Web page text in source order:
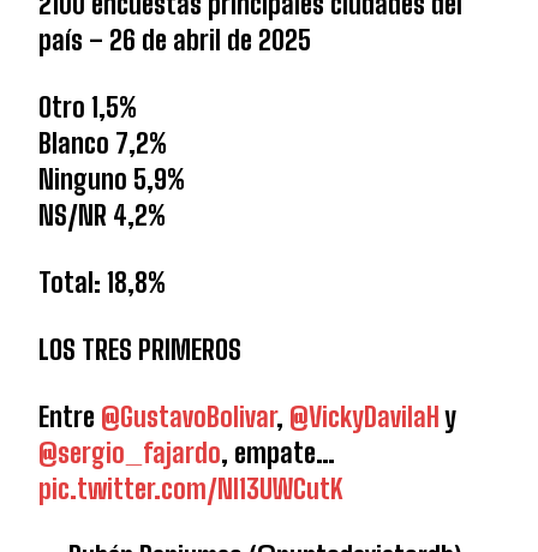
país – 26 de abril de 2025
Otro 1,5%
Blanco 7,2%
Ninguno 5,9%
NS/NR 4,2%
Total: 18,8%
LOS TRES PRIMEROS
Entre @GustavoBolivar, @VickyDavilaH y
@sergio_fajardo, empate…
pic.twitter.com/NI13UWCutK